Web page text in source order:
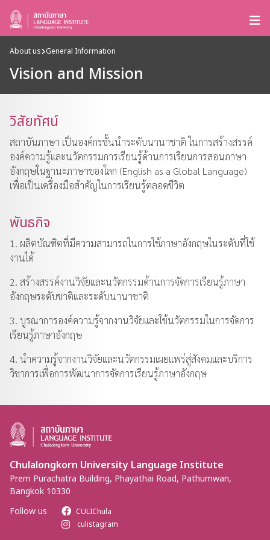
About us General Information
Vision and Mission
วิสัยทัศน์
สถาบันภาษา เป็นองค์กรชั้นนำระดับนานาชาติ ในการสร้างสรรค์
องค์ความรู้และนวัตกรรมการเรียนรู้ด้านการเรียนการสอนภาษา
อังกฤษในฐานะภาษาของโลก (English as a Global Language)
เพื่อเป็นเครื่องมือสำคัญในการเรียนรู้ตลอดชีวิต
พันธกิจ
1. ผลิตบัณฑิตที่มีความสามารถในการใช้ภาษาอังกฤษในระดับที่ใช้
งานได้
2. สร้างสรรค์งานวิจัยและนวัตกรรมด้านการจัดการเรียนรู้ภาษา
อังกฤษระดับชาติและระดับนานาชาติ
3. บูรณาการองค์ความรู้จากงานวิจัยและใช้นวัตกรรมในการจัดการ
เรียนรู้ภาษาอังกฤษ
4. นำความรู้จากงานวิจัยและนวัตกรรมเผยแพร่สู่สังคมและบริการ
วิชาการเพื่อการพัฒนาการจัดการเรียนรู้ภาษาอังกฤษ
Chulalongkorn University Language Institute
Prem Purachatra Building, Phayathai Road, Pathumwan,
Bangkok 10330
Follow us
CULIChula
culistagram